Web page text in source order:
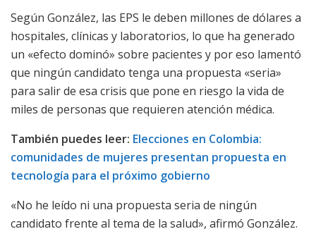
Según González, las EPS le deben millones de dólares a
hospitales, clínicas y laboratorios, lo que ha generado
un «efecto dominó» sobre pacientes y por eso lamentó
que ningún candidato tenga una propuesta «seria»
para salir de esa crisis que pone en riesgo la vida de
miles de personas que requieren atención médica.
También puedes leer: Elecciones en Colombia:
comunidades de mujeres presentan propuesta en
tecnología para el próximo gobierno
«No he leído ni una propuesta seria de ningún
candidato frente al tema de la salud», afirmó González.